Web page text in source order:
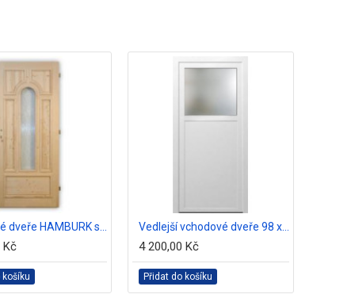
Kč
košíku
4 200,00 Kč
Přidat do košíku